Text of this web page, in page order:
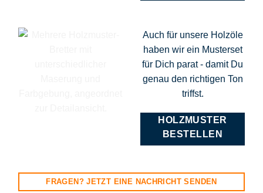
Auch für unsere Holzöle
haben wir ein Musterset
für Dich parat - damit Du
genau den richtigen Ton
triffst.
HOLZMUSTER
BESTELLEN
FRAGEN? JETZT EINE NACHRICHT SENDEN